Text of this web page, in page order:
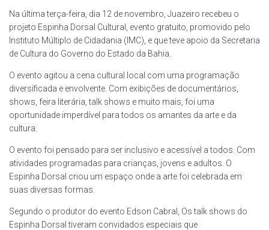
Na última terça-feira, dia 12 de novembro, Juazeiro recebeu o
projeto Espinha Dorsal Cultural, evento gratuito, promovido pelo
Instituto Múltiplo de Cidadania (IMC), e que teve apoio da Secretaria
de Cultura do Governo do Estado da Bahia.
O evento agitou a cena cultural local com uma programação
diversificada e envolvente. Com exibições de documentários,
shows, feira literária, talk shows e muito mais, foi uma
oportunidade imperdível para todos os amantes da arte e da
cultura.
O evento foi pensado para ser inclusivo e acessível a todos. Com
atividades programadas para crianças, jovens e adultos. O
Espinha Dorsal criou um espaço onde a arte foi celebrada em
suas diversas formas.
Segundo o produtor do evento Edson Cabral, Os talk shows do
Espinha Dorsal tiveram convidados especiais que